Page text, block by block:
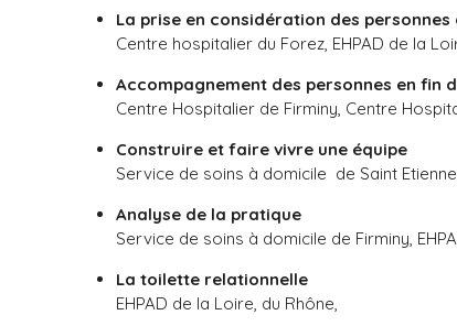
La prise en considération des
Centre hospitalier du Forez, EHPAD de la
Accompagnement des personnes en fin
Centre Hospitalier de Firminy, Centre
Construire et faire vivre une équipe
Service de soins à domicile de Saint
Analyse de la pratique
Service de soins à domicile de Firminy,
La toilette relationnelle
EHPAD de la Loire, du Rhône,